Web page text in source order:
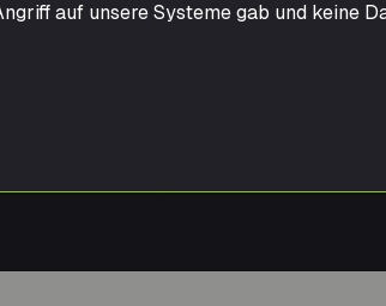
auf unsere Systeme gab und keine